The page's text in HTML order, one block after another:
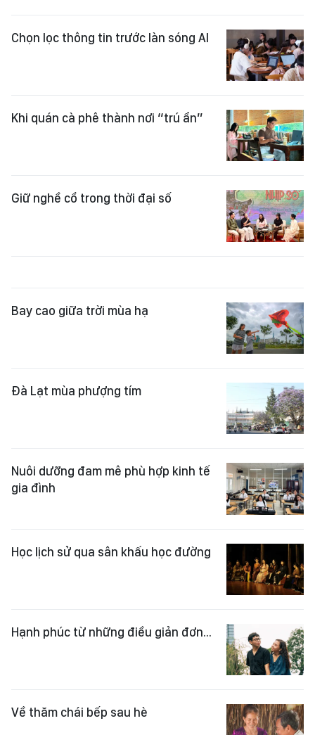
Chọn lọc thông tin trước làn sóng AI
Khi quán cà phê thành nơi “trú ẩn”
Giữ nghề cổ trong thời đại số
Bay cao giữa trời mùa hạ
Đà Lạt mùa phượng tím
Nuôi dưỡng đam mê phù hợp kinh tế
gia đình
Học lịch sử qua sân khấu học đường
Hạnh phúc từ những điều giản đơn...
Về thăm chái bếp sau hè